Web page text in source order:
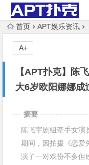
首页 APT娱乐资讯
【APT扑克】陈
大6岁欧阳娜娜成
A+
摘要
陈飞宇剧组牵手女演
期间，因拍摄《恋爱
演了一对戏份不多但